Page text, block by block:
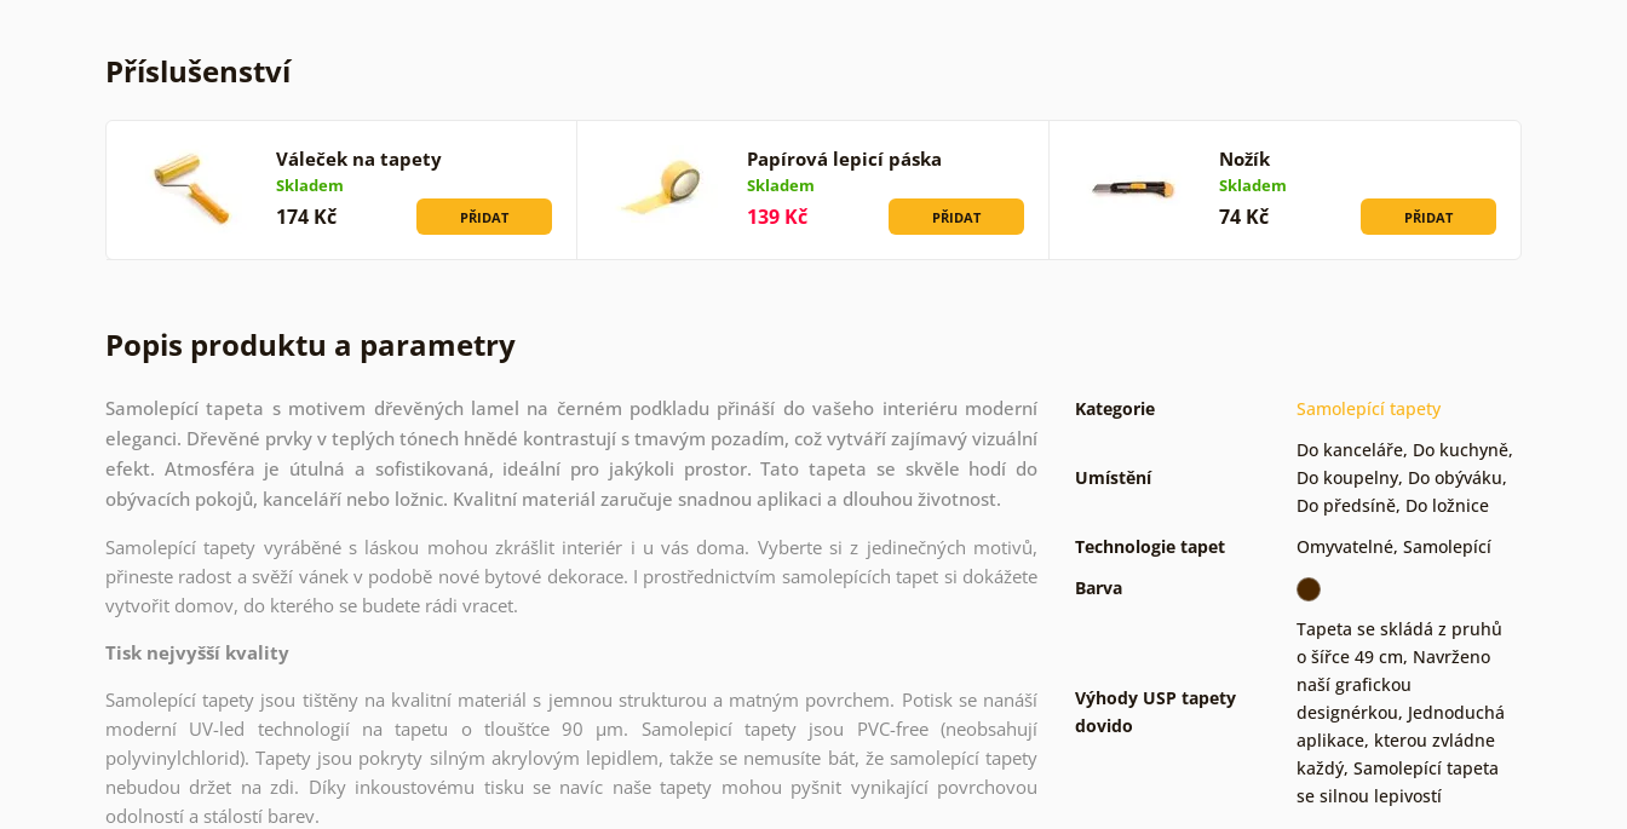
Příslušenství
Váleček na tapety
Skladem
174 Kč PŘIDAT
Papírová lepicí páska
Skladem
139 Kč PŘIDAT
Nožík
Skladem
74 Kč PŘIDAT
Popis produktu a parametry
Samolepící tapeta s motivem dřevěných lamel na černém podkladu přináší do vašeho interiéru moderní
eleganci. Dřevěné prvky v teplých tónech hnědé kontrastují s tmavým pozadím, což vytváří zajímavý vizuální
efekt. Atmosféra je útulná a sofistikovaná, ideální pro jakýkoli prostor. Tato tapeta se skvěle hodí do
obývacích pokojů, kanceláří nebo ložnic. Kvalitní materiál zaručuje snadnou aplikaci a dlouhou životnost.
Samolepící tapety vyráběné s láskou mohou zkrášlit interiér i u vás doma. Vyberte si z jedinečných motivů,
přineste radost a svěží vánek v podobě nové bytové dekorace. I prostřednictvím samolepících tapet si dokážete
vytvořit domov, do kterého se budete rádi vracet.
Tisk nejvyšší kvality
Samolepící tapety jsou tištěny na kvalitní materiál s jemnou strukturou a matným povrchem. Potisk se nanáší
moderní UV-led technologií na tapetu o tloušťce 90 µm. Samolepicí tapety jsou PVC-free (neobsahují
polyvinylchlorid). Tapety jsou pokryty silným akrylovým lepidlem, takže se nemusíte bát, že samolepící tapety
nebudou držet na zdi. Díky inkoustovému tisku se navíc naše tapety mohou pyšnit vynikající povrchovou
odolností a stálostí barev.
Kategorie Samolepící tapety
Umístění
Do kanceláře, Do kuchyně,
Do koupelny, Do obýváku,
Do předsíně, Do ložnice
Technologie tapet
Omyvatelné, Samolepící
Barva
Výhody USP tapety
dovido
Tapeta se skládá z pruhů
o šířce 49 cm, Navrženo
naší grafickou
designérkou, Jednoduchá
aplikace, kterou zvládne
každý, Samolepící tapeta
se silnou lepivostí